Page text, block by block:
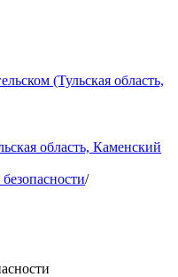
(Тульская область,
область, Каменский
/